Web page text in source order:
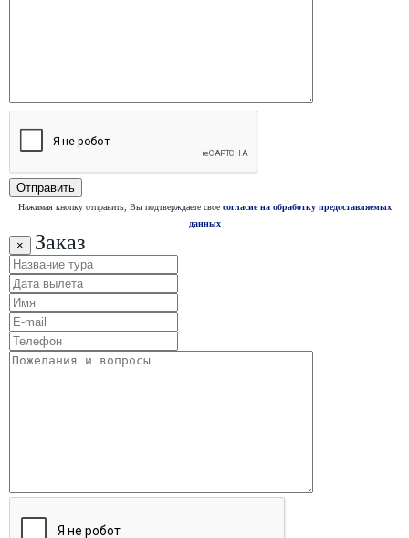
Нажимая кнопку отправить, Вы подтверждаете свое согласие на обработку предоставляемых
данных
× Заказ